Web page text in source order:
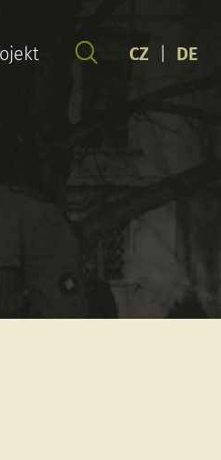
CZ DE